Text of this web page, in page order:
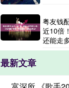
粤友钱
近10倍
还能走
最新文章